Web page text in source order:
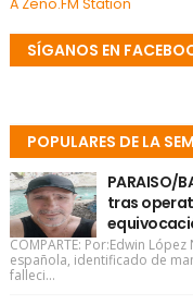
A Zeno.FM Station
SÍGANOS EN
POPULARES DE LA
PARAISO/
tras
COMPARTE: Por:Edwin
española, identificado de
falleci...